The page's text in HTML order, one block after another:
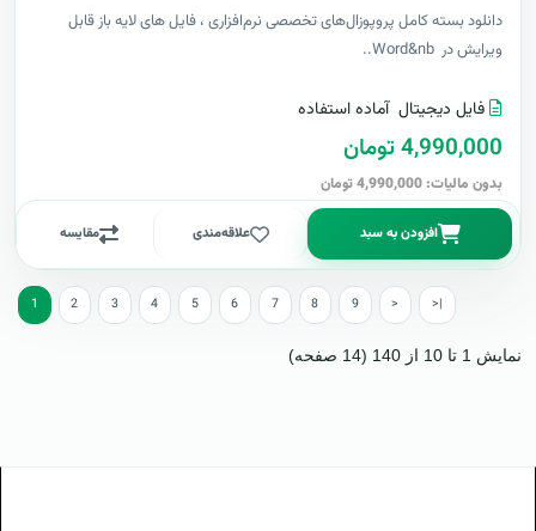
دانلود بسته کامل پروپوزال‌های تخصصی نرم‌افزاری ، فایل های لایه باز قابل
ویرایش در Word&nb..
فایل دیجیتال آماده استفاده
4,990,000 تومان
بدون مالیات: 4,990,000 تومان
افزودن به سبد علاقه‌مندی مقایسه
1 2 3 4 5 6 7 8 9 > >|
نمایش 1 تا 10 از 140 (14 صفحه)